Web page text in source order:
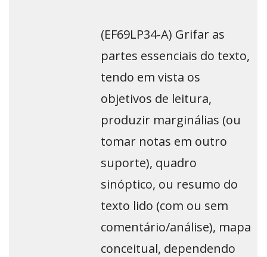
(EF69LP34-A) Grifar as
partes essenciais do texto,
tendo em vista os
objetivos de leitura,
produzir marginálias (ou
tomar notas em outro
suporte), quadro
sinóptico, ou resumo do
texto lido (com ou sem
comentário/análise), mapa
conceitual, dependendo